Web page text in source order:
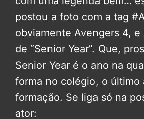
postou a foto com a tag
obviamente Avengers 4, e
de “Senior Year”. Que,
Senior Year é o ano na
forma no colégio, o último
formação. Se liga só na
ator: